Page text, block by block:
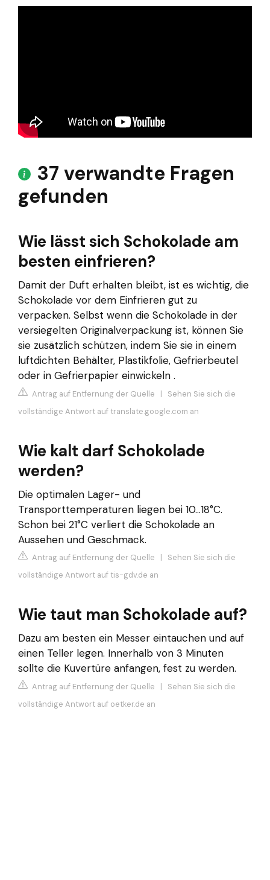
37 verwandte Fragen
gefunden
Wie lässt sich Schokolade am
besten einfrieren?
Damit der Duft erhalten bleibt, ist es wichtig, die
Schokolade vor dem Einfrieren gut zu
verpacken. Selbst wenn die Schokolade in der
versiegelten Originalverpackung ist, können Sie
sie zusätzlich schützen, indem Sie sie in einem
luftdichten Behälter, Plastikfolie, Gefrierbeutel
oder in Gefrierpapier einwickeln .
Antrag auf Entfernung der Quelle | Sehen Sie sich die
vollständige Antwort auf translate.google.com an
Wie kalt darf Schokolade
werden?
Die optimalen Lager- und
Transporttemperaturen liegen bei 10…18°C.
Schon bei 21°C verliert die Schokolade an
Aussehen und Geschmack.
Antrag auf Entfernung der Quelle | Sehen Sie sich die
vollständige Antwort auf tis-gdv.de an
Wie taut man Schokolade auf?
Dazu am besten ein Messer eintauchen und auf
einen Teller legen. Innerhalb von 3 Minuten
sollte die Kuvertüre anfangen, fest zu werden.
Antrag auf Entfernung der Quelle | Sehen Sie sich die
vollständige Antwort auf oetker.de an